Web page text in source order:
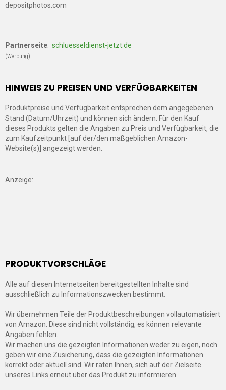
depositphotos.com
Partnerseite: schluesseldienst-jetzt.de
(Werbung)
HINWEIS ZU PREISEN UND VERFÜGBARKEITEN
Produktpreise und Verfügbarkeit entsprechen dem angegebenen
Stand (Datum/Uhrzeit) und können sich ändern. Für den Kauf
dieses Produkts gelten die Angaben zu Preis und Verfügbarkeit, die
zum Kaufzeitpunkt [auf der/den maßgeblichen Amazon-
Website(s)] angezeigt werden.
Anzeige:
PRODUKTVORSCHLÄGE
Alle auf diesen Internetseiten bereitgestellten Inhalte sind
ausschließlich zu Informationszwecken bestimmt.
Wir übernehmen Teile der Produktbeschreibungen vollautomatisiert
von Amazon. Diese sind nicht vollständig, es können relevante
Angaben fehlen.
Wir machen uns die gezeigten Informationen weder zu eigen, noch
geben wir eine Zusicherung, dass die gezeigten Informationen
korrekt oder aktuell sind. Wir raten Ihnen, sich auf der Zielseite
unseres Links erneut über das Produkt zu informieren.